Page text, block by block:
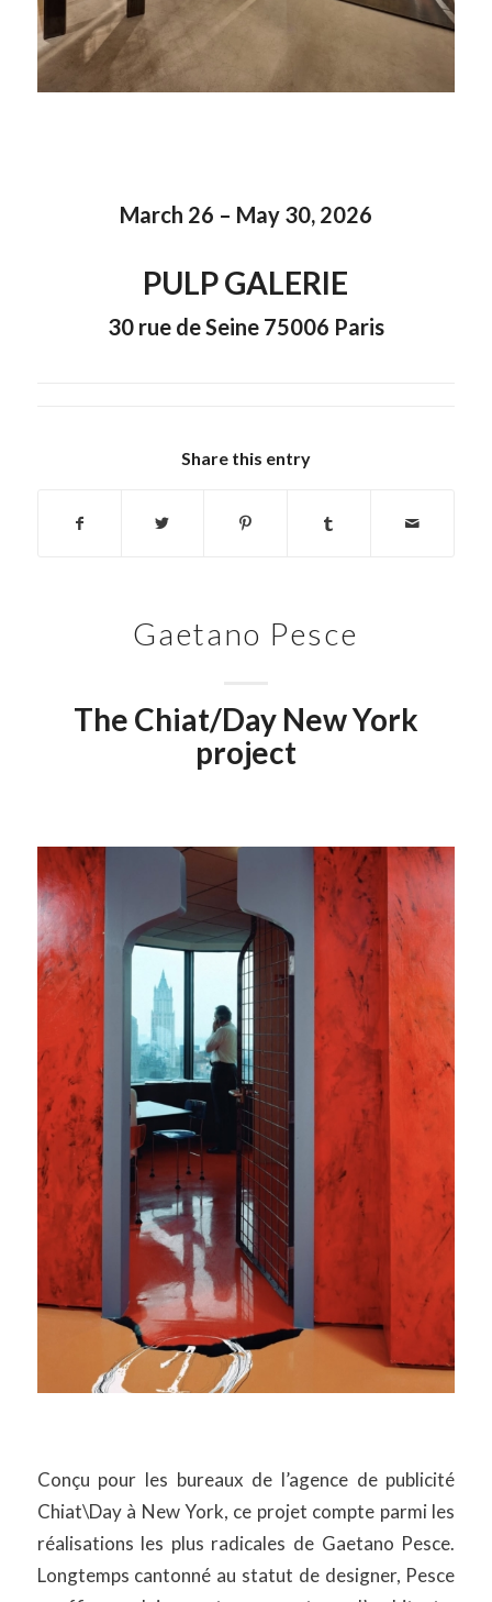
March 26 – May 30, 2026
PULP GALERIE
30 rue de Seine 75006 Paris
Share this entry
Gaetano Pesce
The Chiat/Day New York
project
Conçu pour les bureaux de l’agence de publicité
Chiat\Day à New York, ce projet compte parmi les
réalisations les plus radicales de Gaetano Pesce.
Longtemps cantonné au statut de designer, Pesce